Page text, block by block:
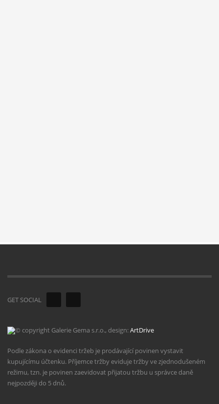
GET SOCIAL
© copyright Galerie Gema s.r.o., design:ArtDrive
Podle zákona o evidenci tržeb je prodávající povinen vystavit
kupujícímu účtenku. Příjemce tržby eviduje tržby ve zjednodušeném
režimu, tzn. je povinen zaevidovat přijatou tržbu u správce daně
nejpozději do 5 dnů.